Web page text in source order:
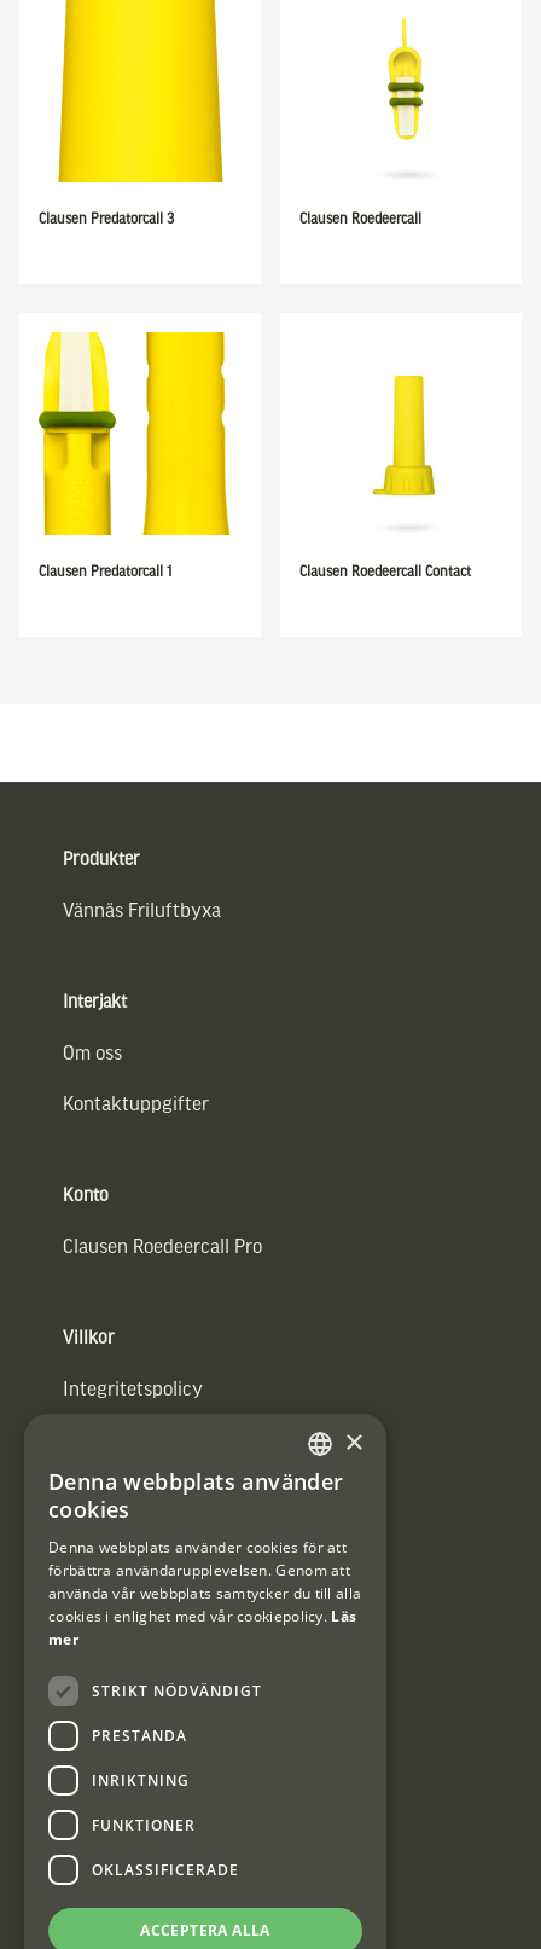
Clausen Predatorcall 3 Clausen Roedeercall
Clausen Predatorcall 1 Clausen Roedeercall Contact
Produkter
Vännäs Friluftbyxa
Interjakt
Om oss
Kontaktuppgifter
Konto
Clausen Roedeercall Pro
Villkor
Integritetspolicy
#Interjaktfamily
Kundklubb
Information om kundklubben.
Interjakt Sweden AB, Årjäng
SWEDISH
×
Denna webbplats använder
cookies
Denna webbplats använder cookies för att
förbättra användarupplevelsen. Genom att
använda vår webbplats samtycker du till alla
cookies i enlighet med vår cookiepolicy. Läs
mer
STRIKT NÖDVÄNDIGT
PRESTANDA
INRIKTNING
FUNKTIONER
OKLASSIFICERADE
ACCEPTERA ALLA